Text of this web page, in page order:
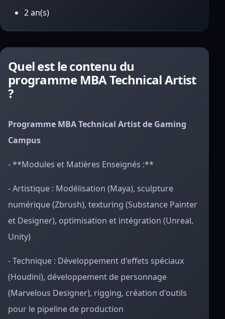
2 an(s)
Quel est le contenu du
programme MBA Technical Artist
?
Programme MBA Technical Artist de Gaming
Campus
- **Modules et Matières Enseignés :**
- Artistique : Modélisation (Maya), sculpture
numérique (Zbrush), texturing (Substance Painter
et Designer), optimisation et intégration (Unreal,
Unity)
- Technique : Développement d'effets spéciaux
(Houdini), développement de personnage
(Marvelous Designer), rigging, création d'outils
pour le pipeline de production